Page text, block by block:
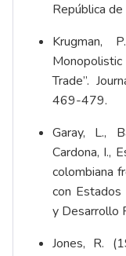
República de
Krugman,
Trade”.
469-479.
Garay, L.,
Cardona, I.,
colombiana
con Estados
y Desarrollo
Jones, R.